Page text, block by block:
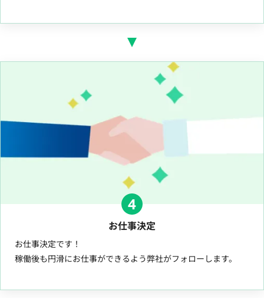
4
お仕事決定
お仕事決定です！
稼働後も円滑にお仕事ができるよう弊社がフォローします。